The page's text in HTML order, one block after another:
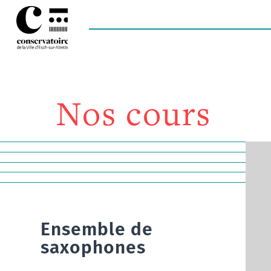
Nos cours
Ensemble de
saxophones